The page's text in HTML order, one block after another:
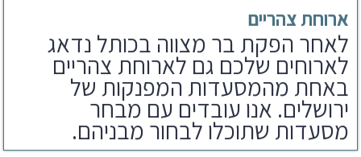
לאחר הפקת בר מצווה בכותל נדאג
לארוחים שלכם גם לארוחת צהריים
באחת מהמסעדות המפנקות של
ירושלים. אנו עובדים עם מבחר
מסעדות שתוכלו לבחור מבניהם.